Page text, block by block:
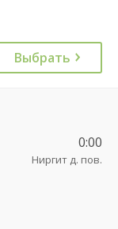
Выбрать
0:00
Ниргит д. пов.